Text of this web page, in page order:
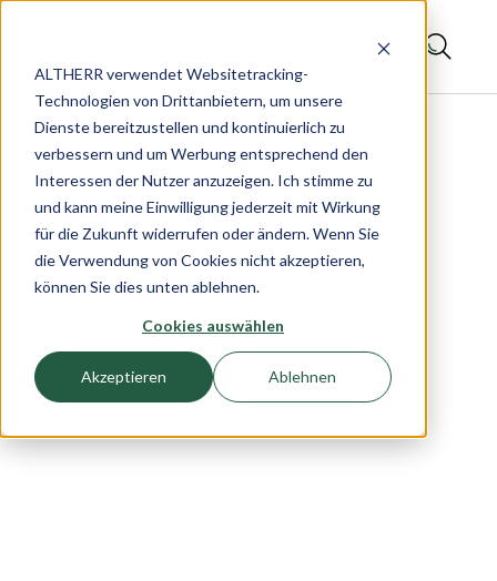
ALTHERR verwendet Websitetracking-
Technologien von Drittanbietern, um unsere
Dienste bereitzustellen und kontinuierlich zu
verbessern und um Werbung entsprechend den
Interessen der Nutzer anzuzeigen. Ich stimme zu
und kann meine Einwilligung jederzeit mit Wirkung
für die Zukunft widerrufen oder ändern. Wenn Sie
die Verwendung von Cookies nicht akzeptieren,
können Sie dies unten ablehnen.
Cookies auswählen
Akzeptieren Ablehnen